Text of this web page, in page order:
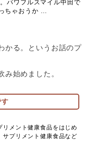
パワフルスマイル中田で
ちゃおうか …
かる。というお話のプ
始めました。
メント健康食品をはじめ
サプリメント健康食品など